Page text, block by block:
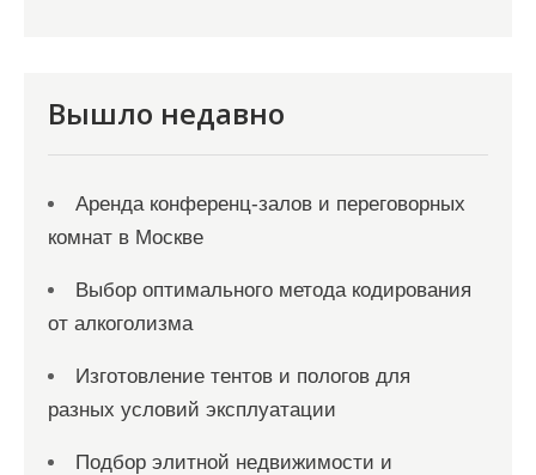
Вышло недавно
Аренда конференц-залов и переговорных
комнат в Москве
Выбор оптимального метода кодирования
от алкоголизма
Изготовление тентов и пологов для
разных условий эксплуатации
Подбор элитной недвижимости и